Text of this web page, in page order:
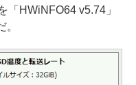
「HWiNFO64 v5.74」